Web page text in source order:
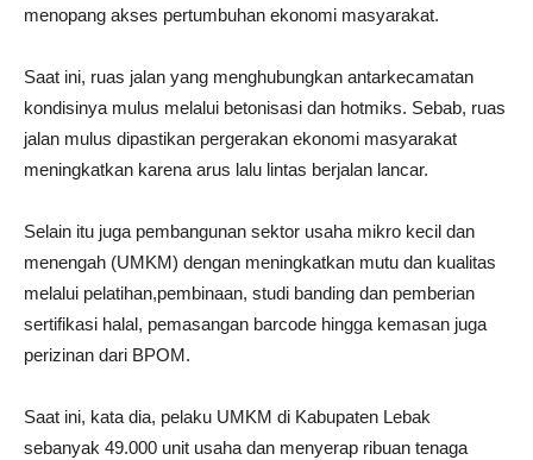
menopang akses pertumbuhan ekonomi masyarakat.
Saat ini, ruas jalan yang menghubungkan antarkecamatan
kondisinya mulus melalui betonisasi dan hotmiks. Sebab, ruas
jalan mulus dipastikan pergerakan ekonomi masyarakat
meningkatkan karena arus lalu lintas berjalan lancar.
Selain itu juga pembangunan sektor usaha mikro kecil dan
menengah (UMKM) dengan meningkatkan mutu dan kualitas
melalui pelatihan,pembinaan, studi banding dan pemberian
sertifikasi halal, pemasangan barcode hingga kemasan juga
perizinan dari BPOM.
Saat ini, kata dia, pelaku UMKM di Kabupaten Lebak
sebanyak 49.000 unit usaha dan menyerap ribuan tenaga